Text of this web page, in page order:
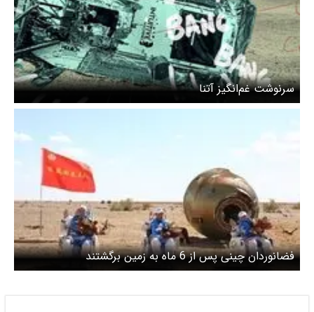
سرنوشت غم‌انگیز آتنا
فضانوردان چینی پس از 6 ماه به زمین برگشتند